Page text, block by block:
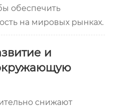
обеспечить
на мировых рынках.
и
снижают